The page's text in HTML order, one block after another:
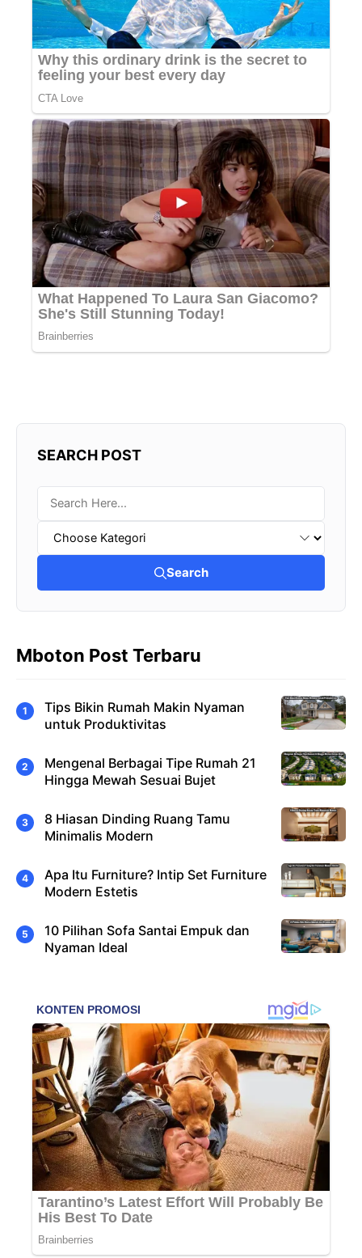
SEARCH POST
Search
Mboton Post Terbaru
Tips Bikin Rumah Makin Nyaman
untuk Produktivitas
Mengenal Berbagai Tipe Rumah 21
Hingga Mewah Sesuai Bujet
8 Hiasan Dinding Ruang Tamu
Minimalis Modern
Apa Itu Furniture? Intip Set Furniture
Modern Estetis
10 Pilihan Sofa Santai Empuk dan
Nyaman Ideal